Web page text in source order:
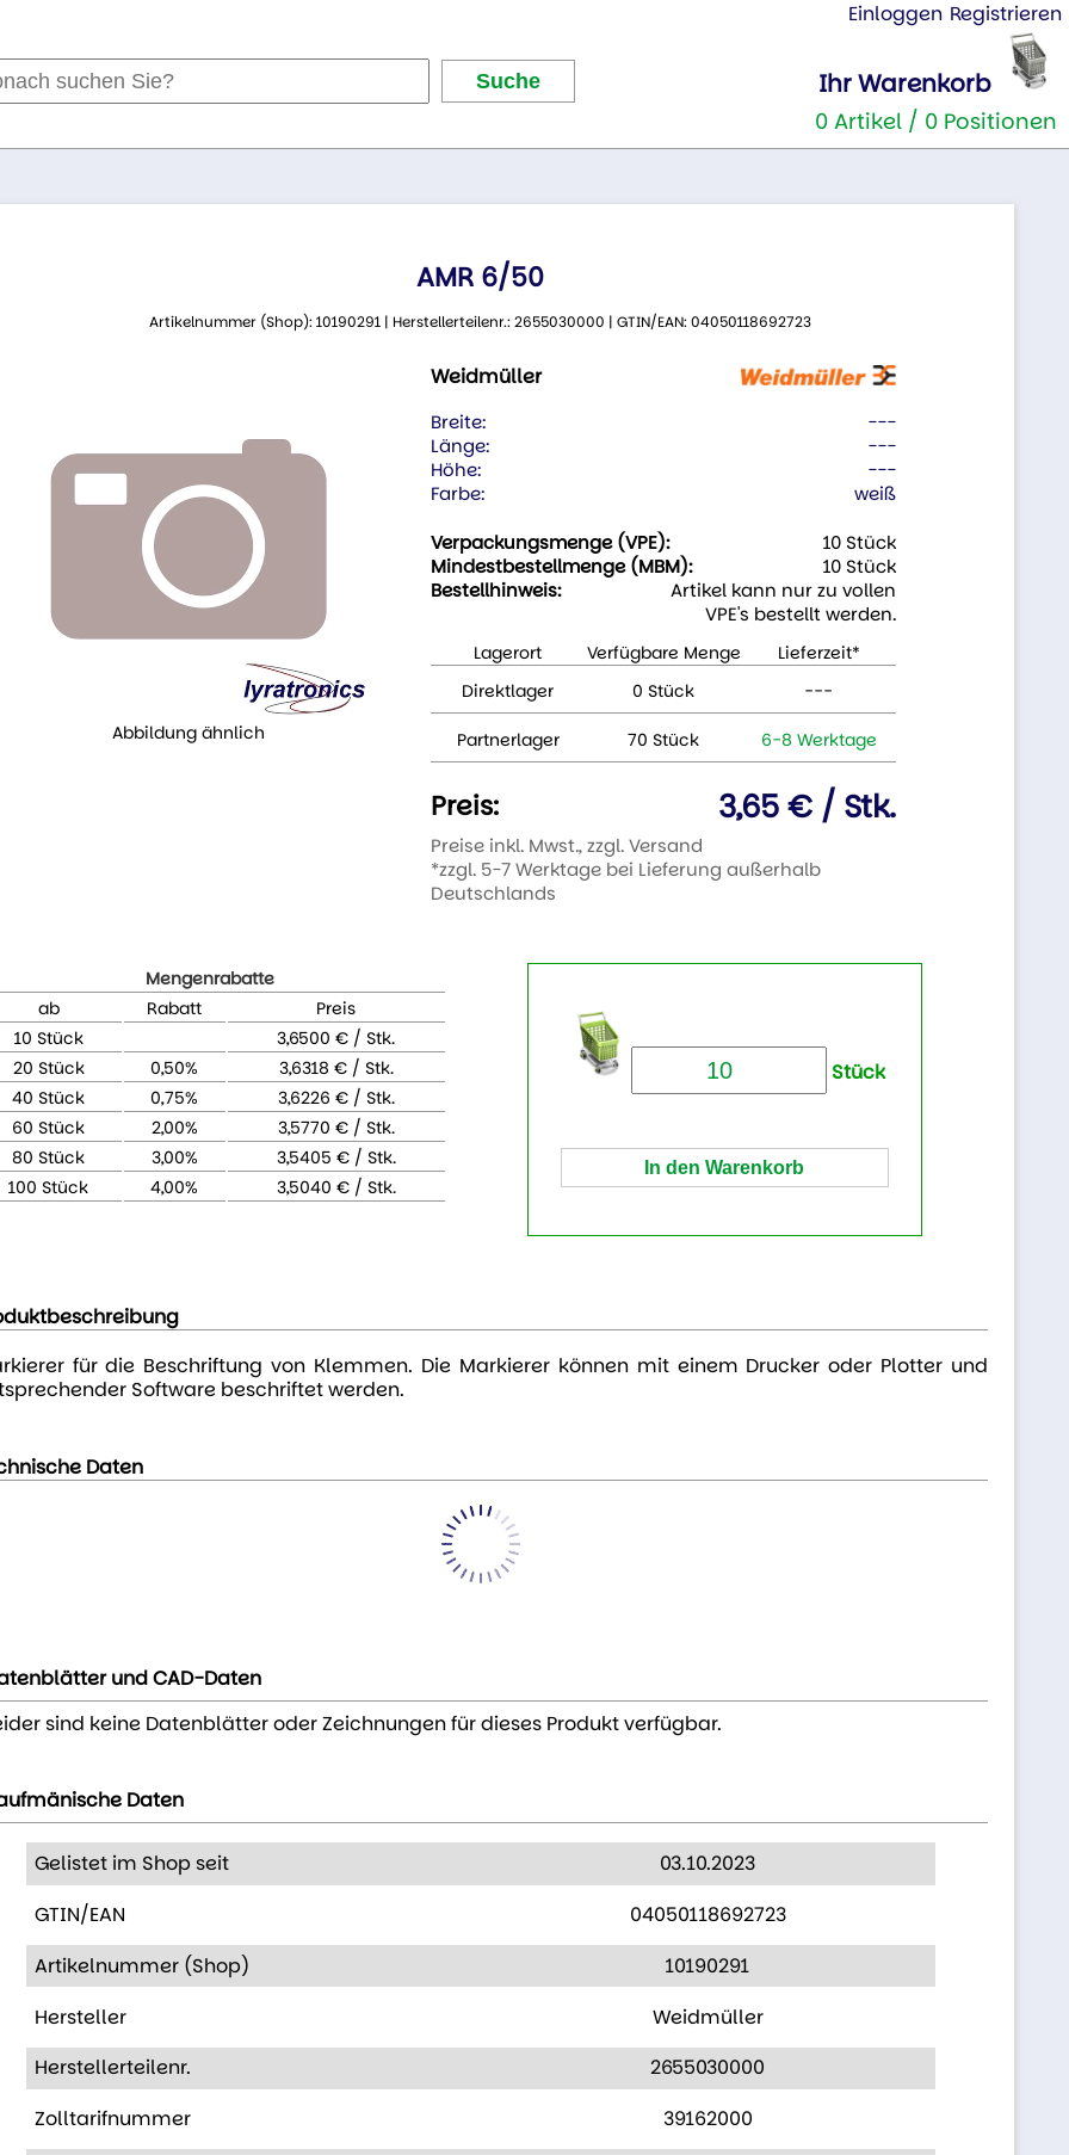
Einloggen Registrieren
Ihr Warenkorb
0 Artikel / 0 Positionen
AMR 6/50
Artikelnummer (Shop): 10190291 | Herstellerteilenr.: 2655030000 | GTIN/EAN: 04050118692723
Abbildung ähnlich
Weidmüller
Breite:
---
Länge:
---
Höhe:
---
Farbe:
weiß
Verpackungsmenge (VPE):
10 Stück
Mindestbestellmenge (MBM):
10 Stück
Bestellhinweis:
Artikel kann nur zu vollen
VPE's bestellt werden.
Lagerort Verfügbare Menge
Lieferzeit*
Direktlager
0 Stück ---
Partnerlager 70 Stück 6-8 Werktage
Preis: 3,65 € / Stk.
Preise inkl. Mwst., zzgl. Versand
*zzgl. 5-7 Werktage bei Lieferung außerhalb
Deutschlands
Mengenrabatte
ab
Rabatt
Preis
10 Stück
3,6500 € / Stk.
20 Stück
0,50%
3,6318 € / Stk.
40 Stück
0,75%
3,6226 € / Stk.
60 Stück
2,00%
3,5770 € / Stk.
80 Stück
3,00%
3,5405 € / Stk.
100 Stück
4,00% 3,5040 € / Stk.
Stück
für die Beschriftung von Klemmen. Die Markierer können mit einem Drucker oder Plotter und
Software beschriftet werden.
Daten
und CAD-Daten
sind keine Datenblätter oder Zeichnungen für dieses Produkt verfügbar.
Daten
Gelistet im Shop seit
03.10.2023
GTIN/EAN
04050118692723
Artikelnummer (Shop)
10190291
Hersteller
Weidmüller
Herstellerteilenr.
2655030000
Zolltarifnummer
39162000